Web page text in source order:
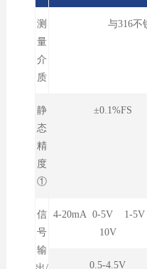
测
量
介
质
与316不
静
态
精
度
①
±0.1%FS
信
号
输
4-20mA 0-5V 1-
10V
0.5-4.5V